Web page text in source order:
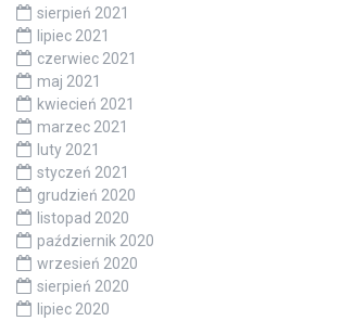
sierpień 2021
lipiec 2021
czerwiec 2021
maj 2021
kwiecień 2021
marzec 2021
luty 2021
styczeń 2021
grudzień 2020
listopad 2020
październik 2020
wrzesień 2020
sierpień 2020
lipiec 2020